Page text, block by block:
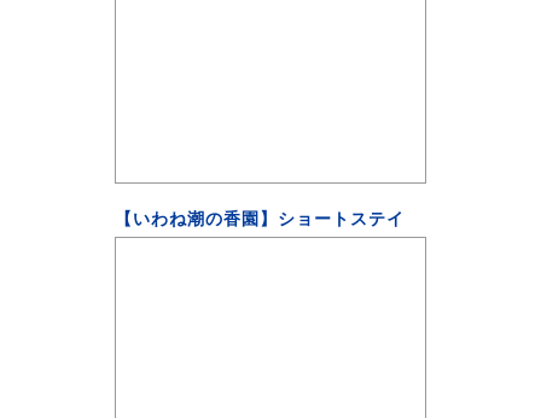
【いわね潮の香園】ショートステイ